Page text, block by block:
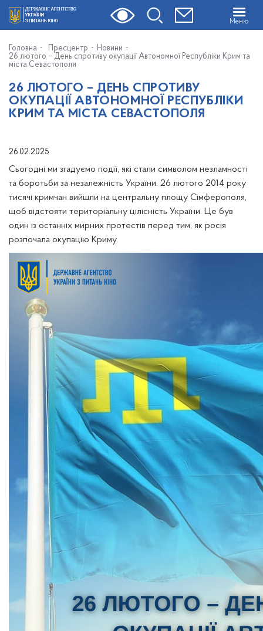
Меню
Головна Пресцентр
Новини
26 лютого – День спротиву окупації Автономної Республіки Крим та
міста Севастополя
26 ЛЮТОГО – ДЕНЬ СПРОТИВУ
ОКУПАЦІЇ АВТОНОМНОЇ РЕСПУБЛІКИ
КРИМ ТА МІСТА СЕВАСТОПОЛЯ
26.02.2025
Сьогодні ми згадуємо події, які стали символом незламності
та боротьби за незалежність України. 26 лютого 2014 року
тисячі кримчан вийшли на центральну площу Сімферополя,
щоб відстояти територіальну цілісність України. Це був
один із останніх мирних протестів перед тим, як росія
розпочала окупацію Криму.